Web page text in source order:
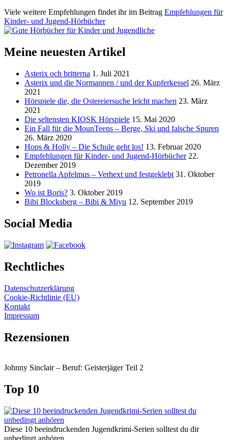
Viele weitere Empfehlungen findet ihr im Beitrag Empfehlungen für
Kinder- und Jugend-Hörbücher
Meine neuesten Artikel
Asterix och britterna 1. Juli 2021
Asterix und die Normannen / und der Kupferkessel 26. März
2021
Hörspiele die, die Ostereiersuche leicht machen 23. März
2021
Die seltensten KIOSK Hörspiele 15. Mai 2020
Ein Fall für die MounTeens – Berge, Ski und falsche Spuren
26. März 2020
Hops & Holly – Die Schule geht los! 13. Februar 2020
Empfehlungen für Kinder- und Jugend-Hörbücher 22.
Dezember 2019
Petronella Apfelmus – Verhext und festgeklebt 31. Oktober
2019
Wo ist Boris? 3. Oktober 2019
Bibi Blocksberg – Bibi & Miyu 12. September 2019
Social Media
Rechtliches
Datenschutzerklärung
Cookie-Richtlinie (EU)
Kontakt
Impressum
Rezensionen
Johnny Sinclair – Beruf: Geisterjäger Teil 2
Top 10
Diese 10 beeindruckenden Jugendkrimi-Serien solltest du dir